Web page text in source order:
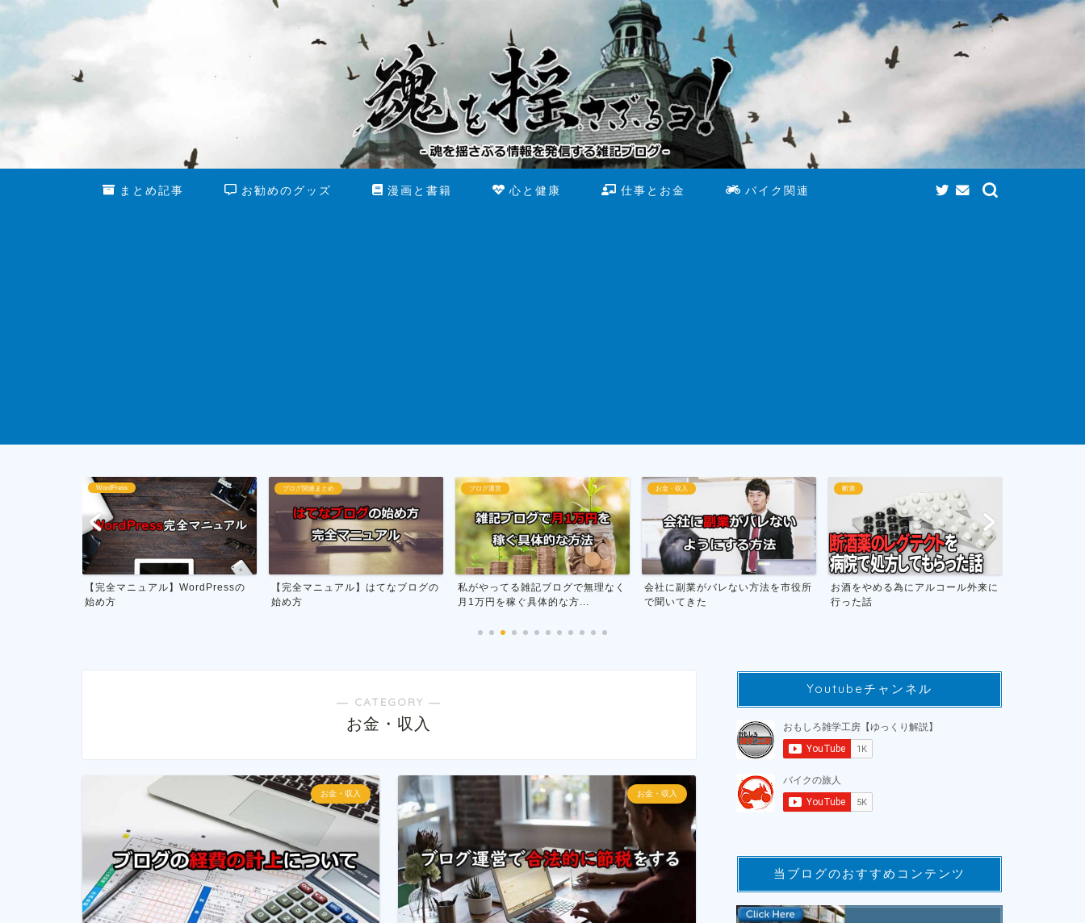
まとめ記事 お勧めのグッズ 漫画と書籍 心と健康 仕事とお金 バイク関連
ブログ関連まとめ
【完全マニュアル】はてなブログの
始め方
ブログ運営
私がやってる雑記ブログで無理なく
月1万円を稼ぐ具体的な方...
お金・収入
会社に副業がバレない方法を市役所
で聞いてきた
断酒
お酒をやめる為にアルコール外来に
行った話
断酒
お酒をやめて人生が変わったお話し
― CATEGORY ―
お金・収入
お金・収入 お金・収入
Youtubeチャンネル
当ブログのおすすめコンテンツ